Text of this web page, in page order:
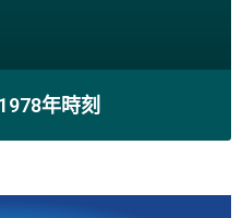
年時刻